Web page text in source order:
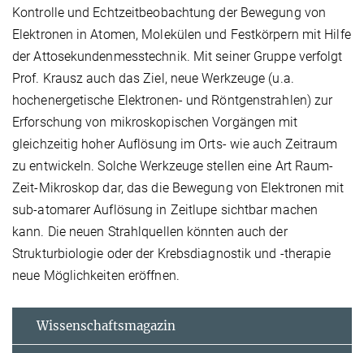
Kontrolle und Echtzeitbeobachtung der Bewegung von
Elektronen in Atomen, Molekülen und Festkörpern mit Hilfe
der Attosekundenmesstechnik. Mit seiner Gruppe verfolgt
Prof. Krausz auch das Ziel, neue Werkzeuge (u.a.
hochenergetische Elektronen- und Röntgenstrahlen) zur
Erforschung von mikroskopischen Vorgängen mit
gleichzeitig hoher Auflösung im Orts- wie auch Zeitraum
zu entwickeln. Solche Werkzeuge stellen eine Art Raum-
Zeit-Mikroskop dar, das die Bewegung von Elektronen mit
sub-atomarer Auflösung in Zeitlupe sichtbar machen
kann. Die neuen Strahlquellen könnten auch der
Strukturbiologie oder der Krebsdiagnostik und -therapie
neue Möglichkeiten eröffnen.
Wissenschaftsmagazin